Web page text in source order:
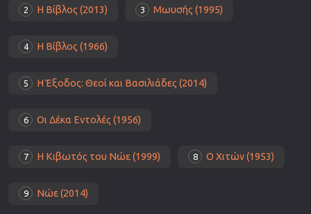
2 Η Βίβλος (2013) 3 Μωυσής (1995)
4 Η Βίβλος (1966)
5 Η Έξοδος: Θεοί και Βασιλιάδες (2014)
6 Οι Δέκα Εντολές (1956)
7 Η Κιβωτός του Νώε (1999) 8 Ο Χιτών (1953)
9 Νώε (2014)